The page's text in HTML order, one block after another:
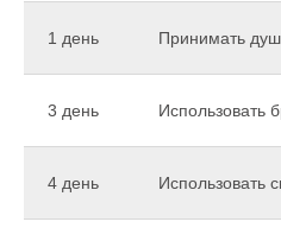
1 день Принимать
3 день Использовать
4 день Использовать